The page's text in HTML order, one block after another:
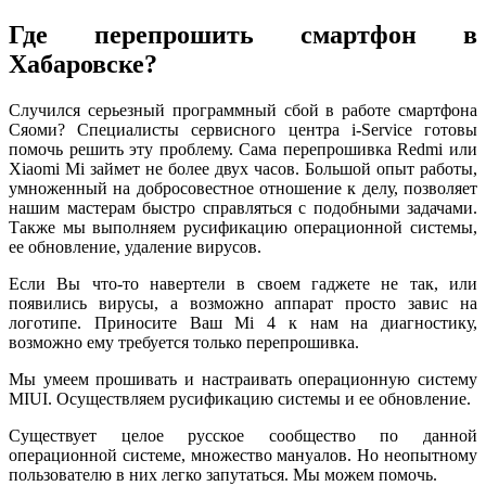
Где перепрошить смартфон в
Хабаровске?
Случился серьезный программный сбой в работе смартфона
Сяоми? Специалисты сервисного центра i-Service готовы
помочь решить эту проблему. Сама перепрошивка Redmi или
Xiaomi Mi займет не более двух часов. Большой опыт работы,
умноженный на добросовестное отношение к делу, позволяет
нашим мастерам быстро справляться с подобными задачами.
Также мы выполняем русификацию операционной системы,
ее обновление, удаление вирусов.
Если Вы что-то навертели в своем гаджете не так, или
появились вирусы, а возможно аппарат просто завис на
логотипе. Приносите Ваш Mi 4 к нам на диагностику,
возможно ему требуется только перепрошивка.
Мы умеем прошивать и настраивать операционную систему
MIUI. Осуществляем русификацию системы и ее обновление.
Существует целое русское сообщество по данной
операционной системе, множество мануалов. Но неопытному
пользователю в них легко запутаться. Мы можем помочь.